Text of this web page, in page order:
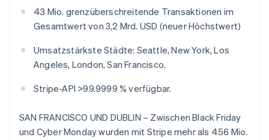
Atlas
Start-up-Gründung
Climate
CO₂-Entnahme
Online-Identitätsprüfung
Ecosystem
Partner
43 Mio. grenzüberschreitende Transaktionen im
Gesamtwert von 3,2 Mrd. USD (neuer Höchstwert)
Umsatzstärkste Städte: Seattle, New York, Los
Angeles, London, San Francisco.
Stripe-API >99.9999 % verfügbar.
SAN FRANCISCO UND DUBLIN – Zwischen Black Friday
und Cyber Monday wurden mit Stripe mehr als 456 Mio.